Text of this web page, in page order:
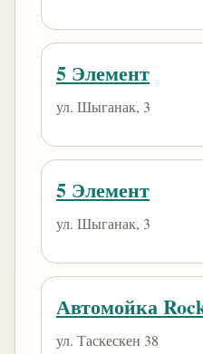
5 Элемент
ул. Шыганак, 3
5 Элемент
ул. Шыганак, 3
Автомойка
ул. Таскескен 38